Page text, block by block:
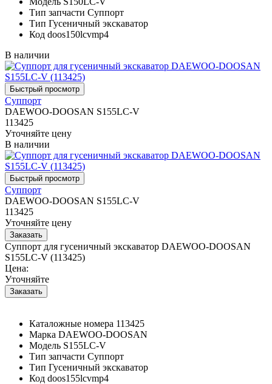
Тип запчасти Суппорт
Тип Гусеничный экскаватор
Код doos150lcvmp4
В наличии
Суппорт
DAEWOO-DOOSAN S155LC-V
113425
Уточняйте цену
В наличии
Суппорт
DAEWOO-DOOSAN S155LC-V
113425
Уточняйте цену
Суппорт для гусеничный экскаватор DAEWOO-DOOSAN
S155LC-V (113425)
Цена:
Уточняйте
Каталожные номера 113425
Марка DAEWOO-DOOSAN
Модель S155LC-V
Тип запчасти Суппорт
Тип Гусеничный экскаватор
Код doos155lcvmp4